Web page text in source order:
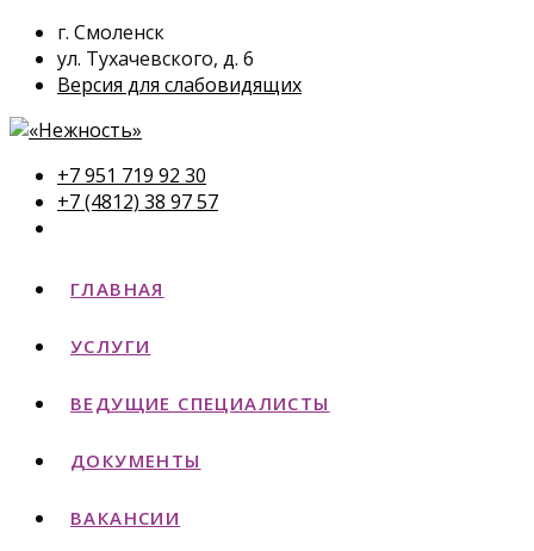
г. Смоленск
ул. Тухачевского, д. 6
Версия для слабовидящих
+7 951 719 92 30
+7 (4812) 38 97 57
ГЛАВНАЯ
УСЛУГИ
ВЕДУЩИЕ СПЕЦИАЛИСТЫ
ДОКУМЕНТЫ
ВАКАНСИИ